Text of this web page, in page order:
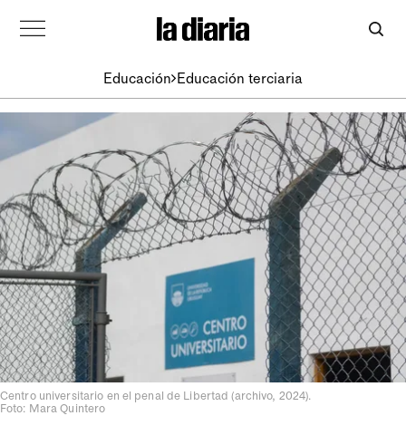
Educación Educación terciaria
Centro universitario en el penal de Libertad (archivo, 2024).
Foto: Mara Quintero